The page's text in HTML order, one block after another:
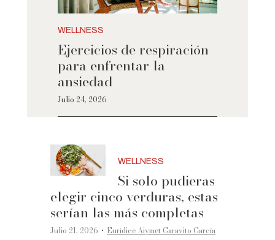
WELLNESS
Ejercicios de respiración
para enfrentar la
ansiedad
Julio 24, 2026
WELLNESS
Si solo pudieras
elegir cinco verduras, estas
serían las más completas
Julio 21, 2026 ·Eurídice Aiymet Garavito García